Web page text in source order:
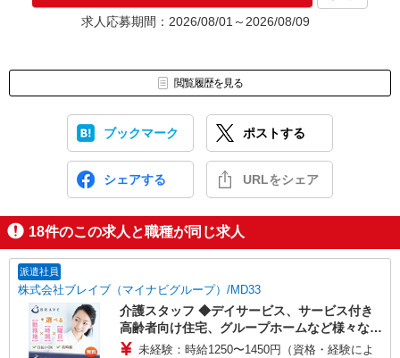
求人応募期間：2026/08/01～2026/08/09
閲覧履歴を見る
ブックマーク ポストする
シェアする URLをシェア
18件のこの求人と職種が同じ求人
派遣社員
株式会社ブレイブ（マイナビグループ）/MD33
介護スタッフ ◆デイサービス、サービス付き
高齢者向け住宅、グループホームなど様々な勤
務先から選べます。
未経験：時給1250〜1450円（資格・経験によ